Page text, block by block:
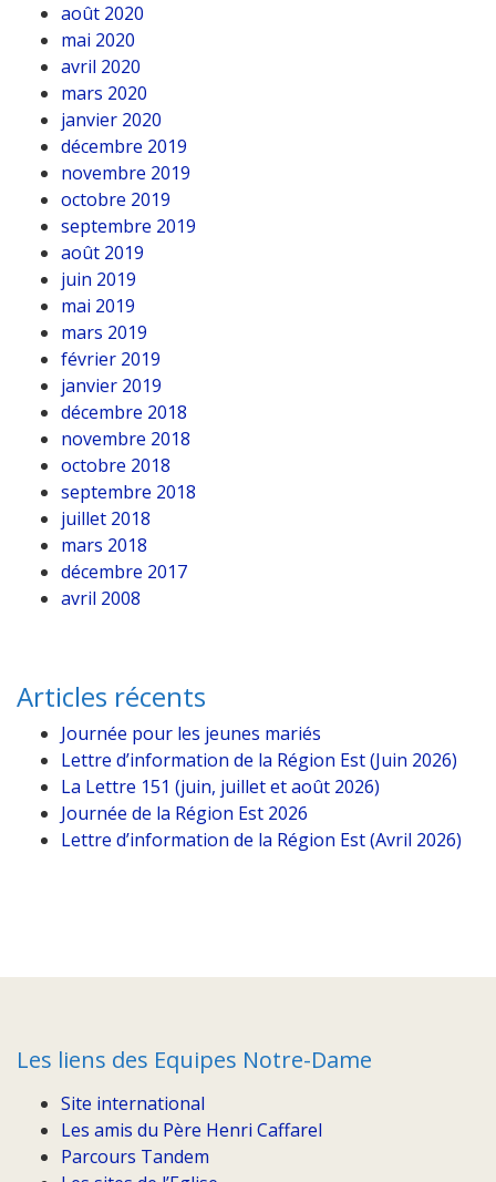
août 2020
mai 2020
avril 2020
mars 2020
janvier 2020
décembre 2019
novembre 2019
octobre 2019
septembre 2019
août 2019
juin 2019
mai 2019
mars 2019
février 2019
janvier 2019
décembre 2018
novembre 2018
octobre 2018
septembre 2018
juillet 2018
mars 2018
décembre 2017
avril 2008
Articles récents
Journée pour les jeunes mariés
Lettre d’information de la Région Est (Juin 2026)
La Lettre 151 (juin, juillet et août 2026)
Journée de la Région Est 2026
Lettre d’information de la Région Est (Avril 2026)
Les liens des Equipes Notre-Dame
Site international
Les amis du Père Henri Caffarel
Parcours Tandem